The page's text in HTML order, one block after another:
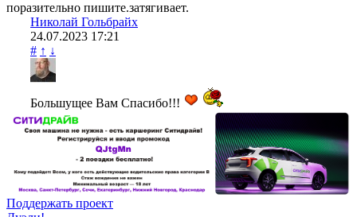
поразительно пишите.затягивает.
Николай Гольбрайх
24.07.2023 17:21
# ↑ ↓
Большущее Вам Спасибо!!!
Поддержать проект